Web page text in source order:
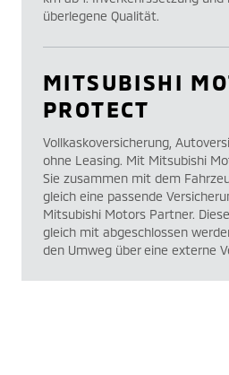
überlegene Qualität.
MITSUBISHI
PROTECT
Vollkaskoversicherung,
ohne Leasing. Mit Mitsubishi
Sie zusammen mit dem
gleich eine passende
Mitsubishi Motors Partner.
gleich mit abgeschlossen
den Umweg über eine externe